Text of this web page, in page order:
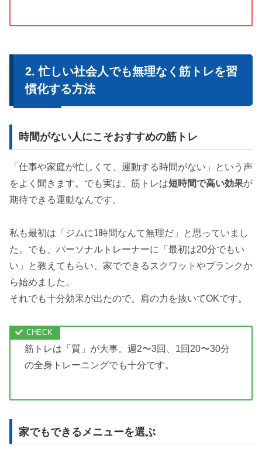
忙しい社会人でも無理なく筋トレを習
慣化する方法
時間がない人にこそおすすめの筋トレ
「仕事や家庭が忙しくて、運動する時間がない」という声
をよく聞きます。でも実は、筋トレは短時間で高い効果が
期待できる運動なんです。
私も最初は「ジムに1時間なんて無理だ」と思っていまし
た。でも、パーソナルトレーナーに「最初は20分でもい
い」と教えてもらい、家でできるスクワットやプランクか
ら始めました。
それでも十分効果が出たので、肩の力を抜いてOKです。
筋トレは「質」が大事。週2〜3回、1回20〜30分
の全身トレーニングでも十分です。
家でもできるメニューを選ぶ